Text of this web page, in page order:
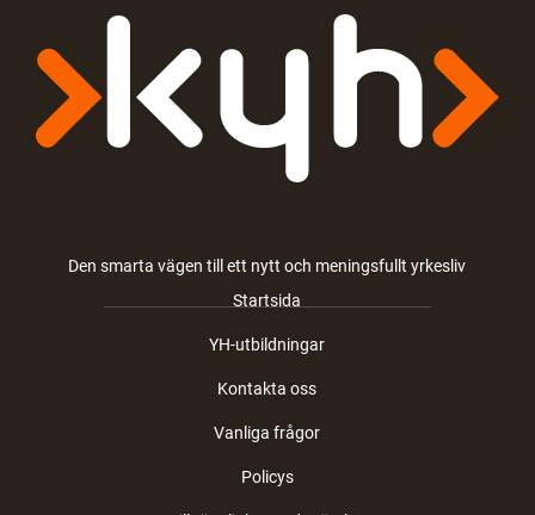
Den smarta vägen till ett nytt och meningsfullt yrkesliv
Startsida
YH-utbildningar
Kontakta oss
Vanliga frågor
Policys